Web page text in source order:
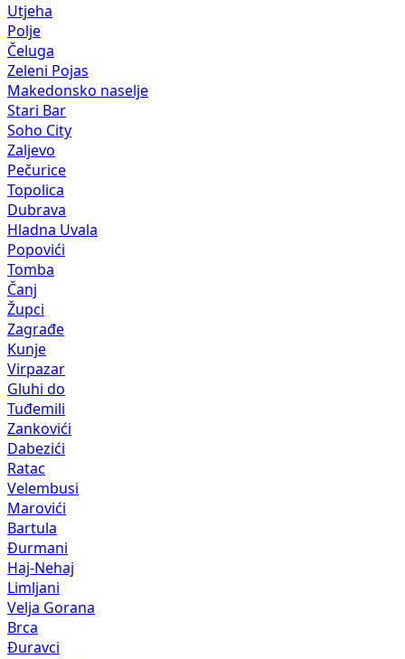
Utjeha
Polje
Čeluga
Zeleni Pojas
Makedonsko naselje
Stari Bar
Soho City
Zaljevo
Pečurice
Topolica
Dubrava
Hladna Uvala
Popovići
Tomba
Čanj
Župci
Zagrađe
Kunje
Virpazar
Gluhi do
Tuđemili
Zankovići
Dabezići
Ratac
Velembusi
Marovići
Bartula
Đurmani
Haj-Nehaj
Limljani
Velja Gorana
Brca
Đuravci